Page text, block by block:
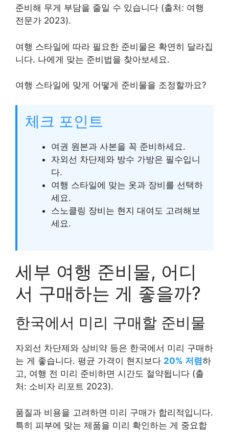
준비해 무게 부담을 줄일 수 있습니다 (출처: 여행
전문가 2023).
여행 스타일에 따라 필요한 준비물은 확연히 달라집
니다. 나에게 맞는 준비법을 찾아보세요.
여행 스타일에 맞게 어떻게 준비물을 조정할까요?
체크 포인트
여권 원본과 사본을 꼭 준비하세요.
자외선 차단제와 방수 가방은 필수입니
다.
여행 스타일에 맞는 옷과 장비를 선택하
세요.
스노클링 장비는 현지 대여도 고려해보
세요.
세부 여행 준비물, 어디
서 구매하는 게 좋을까?
한국에서 미리 구매할 준비물
자외선 차단제와 상비약 등은 한국에서 미리 구매하
는 게 좋습니다. 평균 가격이 현지보다 20% 저렴하
고, 여행 전 미리 준비하면 시간도 절약됩니다 (출
처: 소비자 리포트 2023).
품질과 비용을 고려하면 미리 구매가 합리적입니다.
특히 피부에 맞는 제품을 미리 확인하는 게 중요합